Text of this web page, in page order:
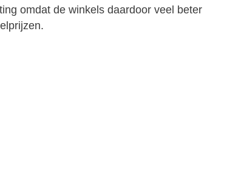
omdat de winkels daardoor veel beter